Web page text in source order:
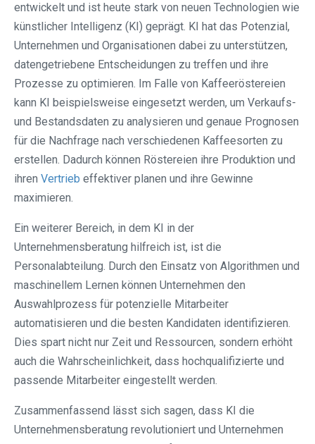
entwickelt und ist heute stark von neuen Technologien wie
künstlicher Intelligenz (KI) geprägt. KI hat das Potenzial,
Unternehmen und Organisationen dabei zu unterstützen,
datengetriebene Entscheidungen zu treffen und ihre
Prozesse zu optimieren. Im Falle von Kaffeeröstereien
kann KI beispielsweise eingesetzt werden, um Verkaufs-
und Bestandsdaten zu analysieren und genaue Prognosen
für die Nachfrage nach verschiedenen Kaffeesorten zu
erstellen. Dadurch können Röstereien ihre Produktion und
ihren Vertrieb effektiver planen und ihre Gewinne
maximieren.
Ein weiterer Bereich, in dem KI in der
Unternehmensberatung hilfreich ist, ist die
Personalabteilung. Durch den Einsatz von Algorithmen und
maschinellem Lernen können Unternehmen den
Auswahlprozess für potenzielle Mitarbeiter
automatisieren und die besten Kandidaten identifizieren.
Dies spart nicht nur Zeit und Ressourcen, sondern erhöht
auch die Wahrscheinlichkeit, dass hochqualifizierte und
passende Mitarbeiter eingestellt werden.
Zusammenfassend lässt sich sagen, dass KI die
Unternehmensberatung revolutioniert und Unternehmen